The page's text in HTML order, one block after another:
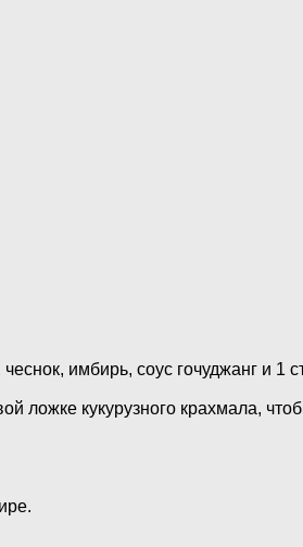
имбирь, соус гочуджанг и 1
ложке кукурузного крахмала,